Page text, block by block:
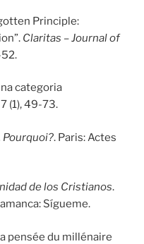
Principle:
Claritas – Journal of
52.
categoria
7 (1), 49-73.
Pourquoi?. Paris: Actes
de los Cristianos.
Sígueme.
la pensée du millénaire